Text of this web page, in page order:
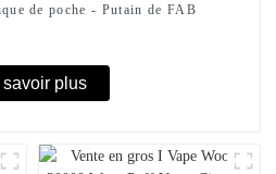
de poche - Putain de FAB
savoir plus